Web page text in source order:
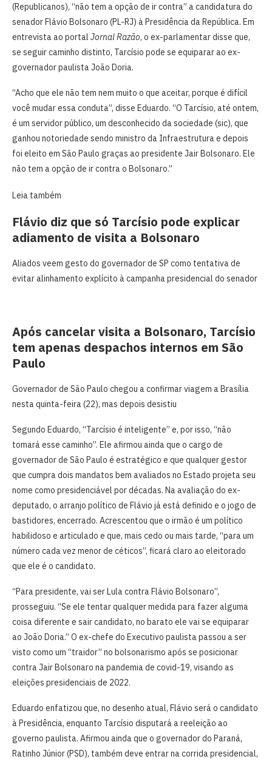
(Republicanos), “não tem a opção de ir contra” a candidatura do
senador Flávio Bolsonaro (PL-RJ) à Presidência da República. Em
entrevista ao portal Jornal Razão, o ex-parlamentar disse que,
se seguir caminho distinto, Tarcísio pode se equiparar ao ex-
governador paulista João Doria.
“Acho que ele não tem nem muito o que aceitar, porque é difícil
você mudar essa conduta”, disse Eduardo. “O Tarcísio, até ontem,
é um servidor público, um desconhecido da sociedade (sic), que
ganhou notoriedade sendo ministro da Infraestrutura e depois
foi eleito em São Paulo graças ao presidente Jair Bolsonaro. Ele
não tem a opção de ir contra o Bolsonaro.”
Leia também
Flávio diz que só Tarcísio pode explicar
adiamento de visita a Bolsonaro
Aliados veem gesto do governador de SP como tentativa de
evitar alinhamento explícito à campanha presidencial do senador
Após cancelar visita a Bolsonaro, Tarcísio
tem apenas despachos internos em São
Paulo
Governador de São Paulo chegou a confirmar viagem a Brasília
nesta quinta-feira (22), mas depois desistiu
Segundo Eduardo, “Tarcísio é inteligente” e, por isso, “não
tomará esse caminho”. Ele afirmou ainda que o cargo de
governador de São Paulo é estratégico e que qualquer gestor
que cumpra dois mandatos bem avaliados no Estado projeta seu
nome como presidenciável por décadas. Na avaliação do ex-
deputado, o arranjo político de Flávio já está definido e o jogo de
bastidores, encerrado. Acrescentou que o irmão é um político
habilidoso e articulado e que, mais cedo ou mais tarde, “para um
número cada vez menor de céticos”, ficará claro ao eleitorado
que ele é o candidato.
“Para presidente, vai ser Lula contra Flávio Bolsonaro”,
prosseguiu. “Se ele tentar qualquer medida para fazer alguma
coisa diferente e sair candidato, no barato ele vai se equiparar
ao João Doria.” O ex-chefe do Executivo paulista passou a ser
visto como um “traidor” no bolsonarismo após se posicionar
contra Jair Bolsonaro na pandemia de covid-19, visando as
eleições presidenciais de 2022.
Eduardo enfatizou que, no desenho atual, Flávio será o candidato
à Presidência, enquanto Tarcísio disputará a reeleição ao
governo paulista. Afirmou ainda que o governador do Paraná,
Ratinho Júnior (PSD), também deve entrar na corrida presidencial,